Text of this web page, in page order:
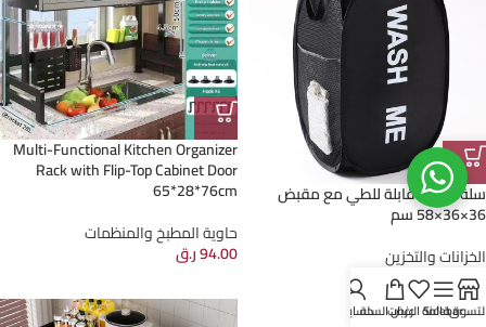
سلة غسيل قابلة للطي مع مقبض
36×36×58 سم
الخزانات والتخزين
12.00ر.ق 7.00ر.ق
Multi-Functional Kitchen Organizer
Rack with Flip-Top Cabinet Door
65*28*76cm
حاوية المطبخ والمنظمات
94.00ر.ق
-34%
Sidebar
قائمة الرغباتعرض السلةحسابي